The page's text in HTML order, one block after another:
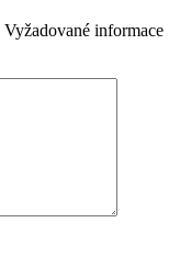
Vyžadované informace